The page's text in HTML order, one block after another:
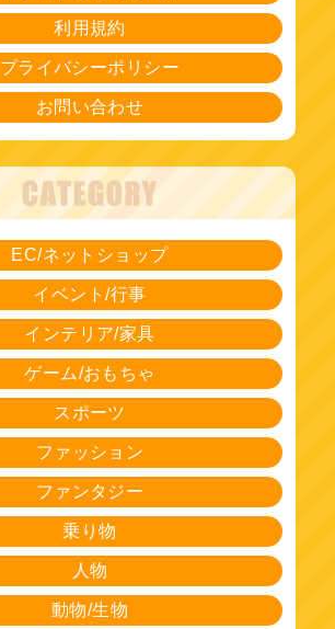
利用規約
プライバシーポリシー
お問い合わせ
EC/ネットショップ
イベント/行事
インテリア/家具
ゲーム/おもちゃ
スポーツ
ファッション
ファンタジー
乗り物
人物
動物/生物